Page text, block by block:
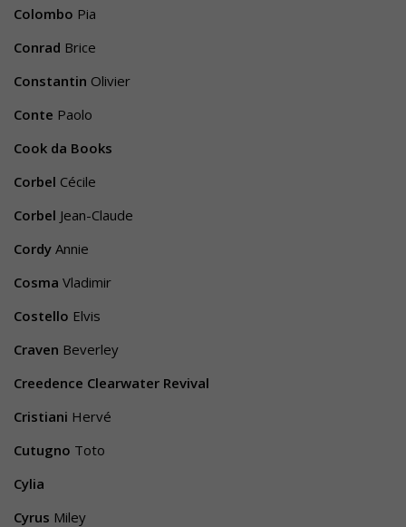
Colombo Pia
Conrad Brice
Constantin Olivier
Conte Paolo
Cook da Books
Corbel Cécile
Corbel Jean-Claude
Cordy Annie
Cosma Vladimir
Costello Elvis
Craven Beverley
Creedence Clearwater Revival
Cristiani Hervé
Cutugno Toto
Cylia
Cyrus Miley